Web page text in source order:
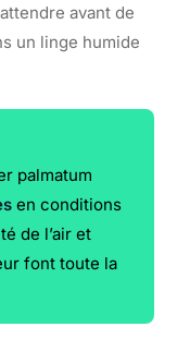
avant de
un linge humide
palmatum
en conditions
de l’air et
font toute la